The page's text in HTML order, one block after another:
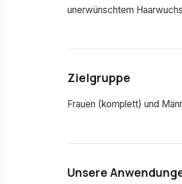
unerwünschtem
Zielgruppe
Frauen (komplett) und
Unsere